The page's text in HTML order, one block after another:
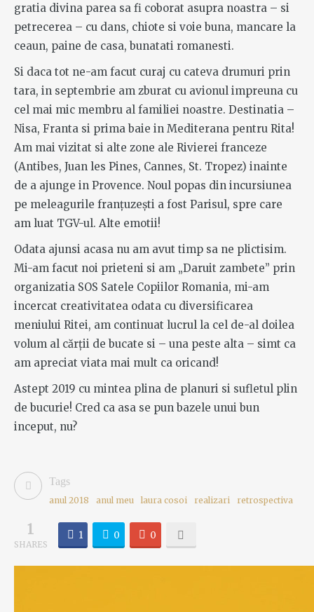
gratia divina parea sa fi coborat asupra noastra – si
petrecerea – cu dans, chiote si voie buna, mancare la
ceaun, paine de casa, bunatati romanesti.
Si daca tot ne-am facut curaj cu cateva drumuri prin
tara, in septembrie am zburat cu avionul impreuna cu
cel mai mic membru al familiei noastre. Destinatia –
Nisa, Franta si prima baie in Mediterana pentru Rita!
Am mai vizitat si alte zone ale Rivierei franceze
(Antibes, Juan les Pines, Cannes, St. Tropez) inainte
de a ajunge in Provence. Noul popas din incursiunea
pe meleagurile franțuzești a fost Parisul, spre care
am luat TGV-ul. Alte emotii!
Odata ajunsi acasa nu am avut timp sa ne plictisim.
Mi-am facut noi prieteni si am „Daruit zambete” prin
organizatia SOS Satele Copiilor Romania, mi-am
incercat creativitatea odata cu diversificarea
meniului Ritei, am continuat lucrul la cel de-al doilea
volum al cărții de bucate si – una peste alta – simt ca
am apreciat viata mai mult ca oricand!
Astept 2019 cu mintea plina de planuri si sufletul plin
de bucurie! Cred ca asa se pun bazele unui bun
inceput, nu?
Tags
anul 2018 anul meu laura cosoi realizari retrospectiva
1
SHARES
1 0 0